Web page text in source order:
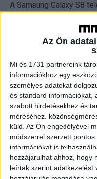
Az Ön
Mi és 1731 partnereink
információkhoz egy
személyes adatokat
és standard információkat,
szabott hirdetésekhez és
méréséhez,
küld. Az Ön engedélyével
módszerrel szerzett
információkat is
hozzájárulhat ahhoz, hogy
leírtak szerint adatkezelést
A Samsung Galaxy S8
követően a Samsung
Burnettel és a Turner
integrált termék-...
Ezt tudják a
Mobil 2017. március 30.